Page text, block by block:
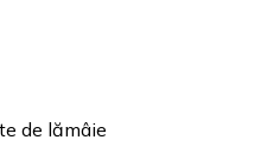
de lămâie